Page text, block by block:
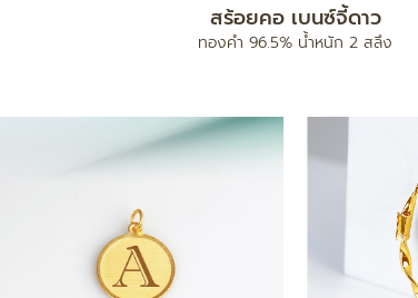
สร้อยคอ เบนซ์จี้ดาว
ทองคำ 96.5% น้ำหนัก 2 สลึง